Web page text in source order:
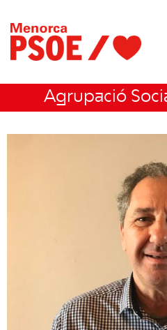
Agrupació